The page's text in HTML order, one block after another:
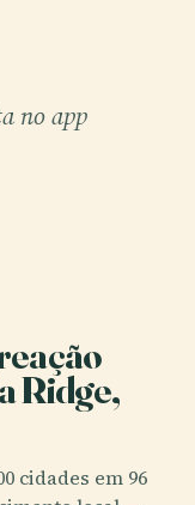
no app
Ridge,
cidades em 96